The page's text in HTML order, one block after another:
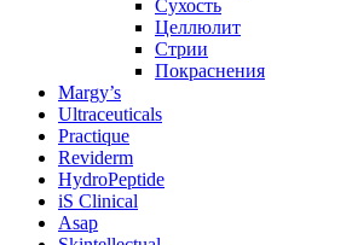
Сухость
Целлюлит
Стрии
Покраснения
Margy’s
Ultraceuticals
Practique
Reviderm
HydroPeptide
iS Clinical
Asap